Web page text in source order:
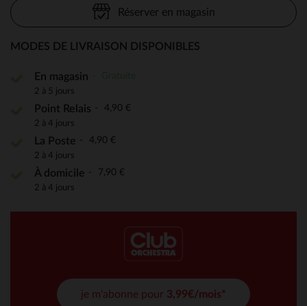
Réserver en magasin
MODES DE LIVRAISON DISPONIBLES
En magasin
2 à 5 jours
Point Relais 4,90 €
2 à 4 jours
La Poste 4,90 €
2 à 4 jours
À domicile 7,90 €
2 à 4 jours
je m'abonne pour 3,99€/mois*